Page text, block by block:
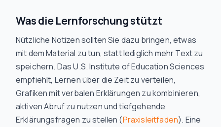
Was die Lernforschung stützt
Nützliche Notizen sollten Sie dazu bringen, etwas
mit dem Material zu tun, statt lediglich mehr Text zu
speichern. Das U.S. Institute of Education Sciences
empfiehlt, Lernen über die Zeit zu verteilen,
Grafiken mit verbalen Erklärungen zu kombinieren,
aktiven Abruf zu nutzen und tiefgehende
Erklärungsfragen zu stellen (Praxisleitfaden). Eine